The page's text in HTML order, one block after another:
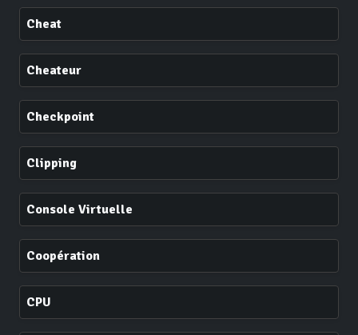
Cheat
Cheateur
Checkpoint
Clipping
Console Virtuelle
Coopération
CPU